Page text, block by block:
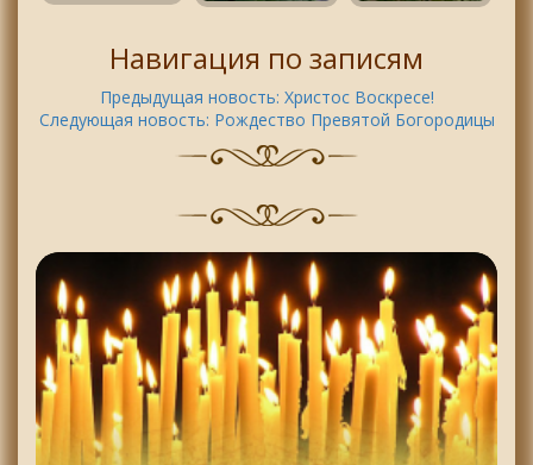
Навигация по записям
Предыдущая новость: Христос Воскресе!
Следующая новость: Рождество Превятой Богородицы